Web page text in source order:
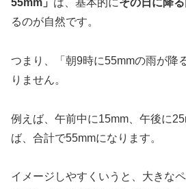
55mm」 は、基本的にその日に降
るのが自然です。
つまり、「朝9時に55mmの雨が降
りません。
例えば、午前中に15mm、午後に
ば、合計で55mmになります。
イメージしやすくいうと、大きな